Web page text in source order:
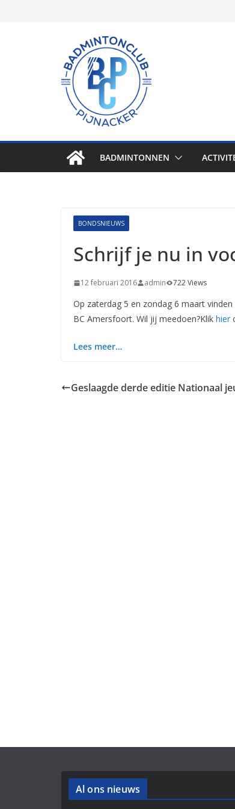
BADMINTONNEN
BONDSNIEUWS
Schrijf je nu in
12 februari 2016 admin 722 Views
Op zaterdag 5 en zondag 6 maart
BC Amersfoort. Wil jij meedoen?Klik hier
Lees meer…
Geslaagde derde editie Nationaal
Al ons nieuws